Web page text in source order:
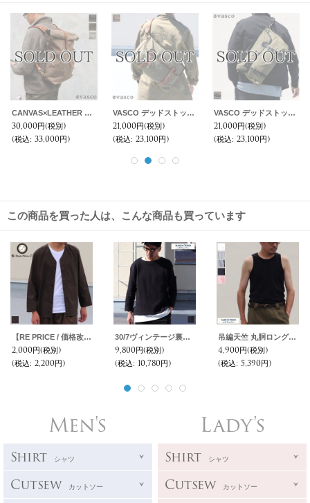
CANVAS×LEATHER ROLLTOP Rucksack［VS-205P］【MADE IN JAPAN】『日本製』【送料無料】 / vasco
30,000円(税別)
(税込: 33,000円)
VASCO デッドストックレインカモテント生地×Leather Fishing Shoulder Bag 【送料無料】 / Upscape Audience
21,000円(税別)
(税込: 23,100円)
VASCO デッドストックレインカモテント生地×Leather Fishing Shoulder Bag 【送料無料】 / Upscape Audience
21,000円(税別)
(税込: 23,100円)
この商品を買った人は、こんな商品も買っています
【RE PRICE / 価格改定】オックスベースボール9分袖ライト_Jacket【MADE IN JAPAN】『日本製』/ Upscape Audience
2,000円(税別)
(税込: 2,200円)
30/7ヴィンテージ裏毛 ボートネック 袖ポケ付 スウェット【MADE IN JAPAN】『日本製』 / Upscape Audience
9,800円(税別)
(税込: 10,780円)
吊編天竺 丸胴ロングタンクトップ【MADE IN TOKYO】『東京製』/ Upscape Audience
4,900円(税別)
(税込: 5,390円)
Men's
Shirt シャツ
Cutsew カットソー
Lady's
Shirt シャツ
Cutsew カットソー